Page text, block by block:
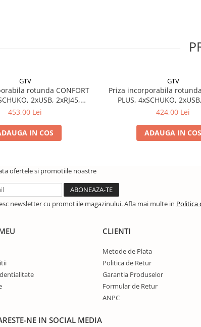
GTV
rotunda CONFORT
2xUSB, 2xRJ45,
WIRELESS, negru
453,00 Lei
IN COS
GTV
Priza incorporabila rotunda
PLUS, 4xSCHUKO,
incarcare WIRELESS,
424,00 Lei
ADAUGA IN COS
ofertele si promotiile noastre
newsletter cu promotiile magazinului. Afla mai multe in Politica
CLIENTI
Metode de Plata
Politica de Retur
Garantia Produselor
Formular de Retur
ANPC
NE IN SOCIAL MEDIA